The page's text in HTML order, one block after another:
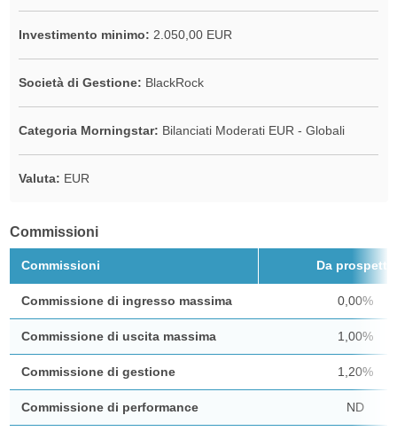
Investimento minimo: 2.050,00 EUR
Società di Gestione: BlackRock
Categoria Morningstar: Bilanciati Moderati EUR - Globali
Valuta: EUR
Commissioni
Commissioni Da prospetto
Commissione di ingresso massima 0,00%
Commissione di uscita massima 1,00%
Commissione di gestione 1,20%
Commissione di performance ND